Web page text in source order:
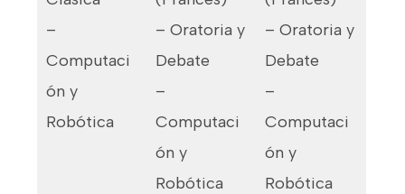
–
Computaci
ón y
Robótica
– Oratoria y
Debate
–
Computaci
ón y
Robótica
– Oratoria y
Debate
–
Computaci
ón y
Robótica